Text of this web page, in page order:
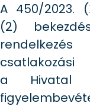
A 450/2023.
(2)
a Hivatal